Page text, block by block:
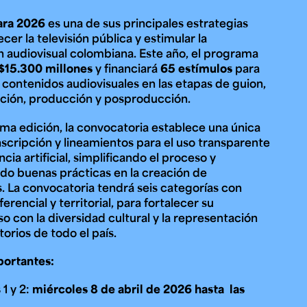
personería
del 2025.
2504
Posgrados
Ext. 4925
Educación Continua
Ext. 4795
2026es una de sus principales estrategias
la televisión pública y estimular la
audiovisual colombiana. Este año, el programa
millonesy financiará65 estímulos para
audiovisuales en las etapas de guion,
producción y posproducción.
edición, la convocatoria establece una única
y lineamientos para el uso transparente
artificial, simplificando el proceso y
buenas prácticas en la creación de
La convocatoria tendrá seis categorías con
y territorial, para fortalecer su
con la diversidad cultural y la representación
de todo el país.
y 2: miércoles 8 de abril de 2026 hasta las